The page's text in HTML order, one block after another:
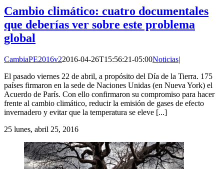
Cambio climático: cuatro documentales
que deberías ver sobre este problema
global
CambiaPE2016v22016-04-26T15:56:21-05:00Noticias|
El pasado viernes 22 de abril, a propósito del Día de la Tierra. 175
países firmaron en la sede de Naciones Unidas (en Nueva York) el
Acuerdo de París. Con ello confirmaron su compromiso para hacer
frente al cambio climático, reducir la emisión de gases de efecto
invernadero y evitar que la temperatura se eleve [...]
25 lunes, abril 25, 2016